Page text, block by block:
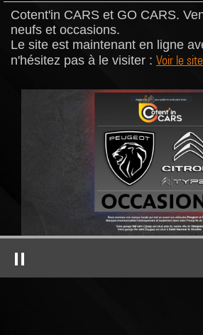
Cotent'in CARS et GO CARS.
neufs et occasions.
Le site est maintenant en ligne
n'hésitez pas à le visiter : Voir le site